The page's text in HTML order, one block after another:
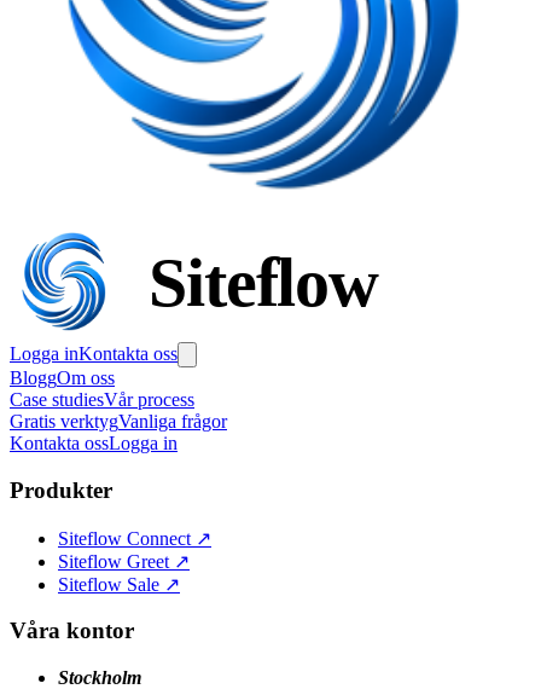
Siteflow
Logga inKontakta oss
BloggOm oss
Case studiesVår process
Gratis verktygVanliga frågor
Kontakta ossLogga in
Produkter
Siteflow Connect ↗
Siteflow Greet ↗
Siteflow Sale ↗
Våra kontor
Stockholm